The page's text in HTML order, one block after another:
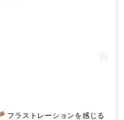
フラストレーションを感じる